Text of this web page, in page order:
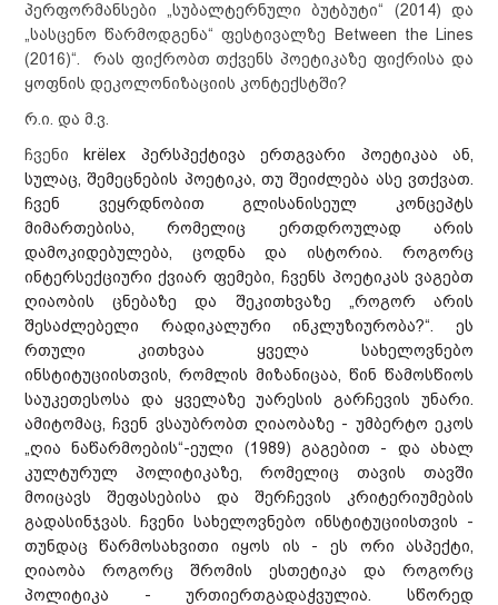
პერფორმანსები „სუბალტერნული ბუტბუტი“ (2014) და
„სასცენო წარმოდგენა“ ფესტივალზე Between the Lines
(2016)“. რას ფიქრობთ თქვენს პოეტიკაზე ფიქრისა და
ყოფნის დეკოლონიზაციის კონტექსტში?
რ.ი. და მ.ვ.
ჩვენი
krёlex პერსპექტივა ერთგვარი პოეტიკაა ან,
სულაც, შემეცნების პოეტიკა, თუ შეიძლება ასე ვთქვათ.
ჩვენ ვეყრდნობით გლისანისეულ კონცეპტს
მიმართებისა, რომელიც ერთდროულად არის
დამოკიდებულება, ცოდნა და ისტორია. როგორც
ინტერსექციური ქვიარ ფემები, ჩვენს პოეტიკას ვაგებთ
ღიაობის ცნებაზე და შეკითხვაზე „როგორ არის
შესაძლებელი რადიკალური ინკლუზიურობა?“. ეს
რთული კითხვაა ყველა სახელოვნებო
ინსტიტუციისთვის, რომლის მიზანიცაა, წინ წამოსწიოს
საუკეთესოსა და ყველაზე უარესის გარჩევის უნარი.
ამიტომაც, ჩვენ ვსაუბრობთ ღიაობაზე - უმბერტო ეკოს
„ღია ნაწარმოების“-ეული (1989) გაგებით - და ახალ
კულტურულ პოლიტიკაზე, რომელიც თავის თავში
მოიცავს შეფასებისა და შერჩევის კრიტერიუმების
გადასინჯვას. ჩვენი სახელოვნებო ინსტიტუციისთვის -
თუნდაც წარმოსახვითი იყოს ის - ეს ორი ასპექტი,
ღიაობა როგორც შრომის ესთეტიკა და როგორც
პოლიტიკა - ურთიერთგადაჭვულია. სწორედ